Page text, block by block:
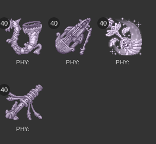
40
PHY:
40
PHY:
40
PHY:
40
PHY: